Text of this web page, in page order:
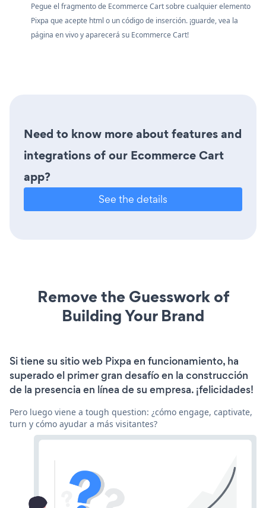
Pegue el fragmento de Ecommerce Cart sobre cualquier elemento
Pixpa que acepte html o un código de inserción. ¡guarde, vea la
página en vivo y aparecerá su Ecommerce Cart!
Need to know more about features and
integrations of our Ecommerce Cart
app?
See the details
Remove the Guesswork of
Building Your Brand
Si tiene su sitio web Pixpa en funcionamiento, ha
superado el primer gran desafío en la construcción
de la presencia en línea de su empresa. ¡felicidades!
Pero luego viene a tough question: ¿cómo engage, captivate,
turn y cómo ayudar a más visitantes?